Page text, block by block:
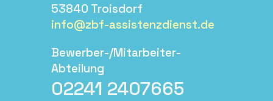
53840 Troisdorf
info@zbf-assistenzdienst.de
Bewerber-/Mitarbeiter-
Abteilung
02241 2407665